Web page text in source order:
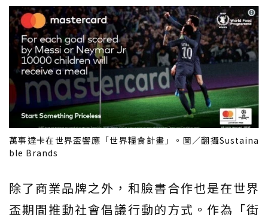
萬事達卡在世界盃響應「世界糧食計畫」。圖／翻攝Sustaina
ble Brands
除了商業品牌之外，和臉書合作也是在世界
盃期間推動社會倡議行動的方式。作為「街